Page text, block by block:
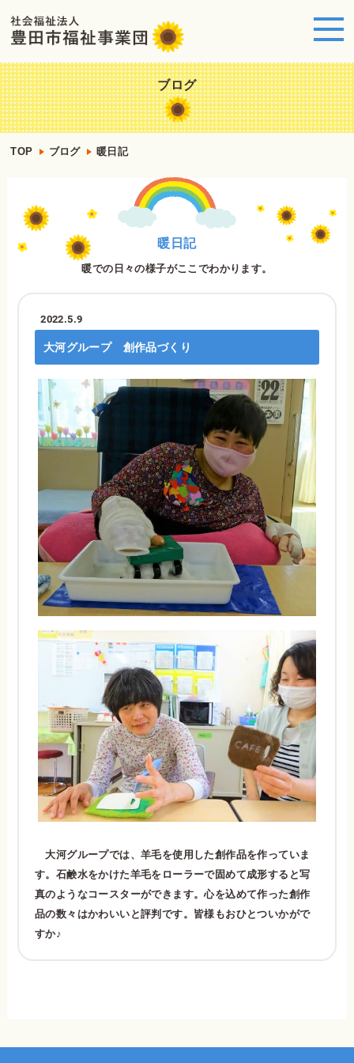
ブログ
TOP ブログ 暖日記
暖日記
暖での日々の様子がここでわかります。
2022.5.9
大河グループ 創作品づくり
大河グループでは、羊毛を使用した創作品を作っていま
す。石鹸水をかけた羊毛をローラーで固めて成形すると写
真のようなコースターができます。心を込めて作った創作
品の数々はかわいいと評判です。皆様もおひとついかがで
すか♪